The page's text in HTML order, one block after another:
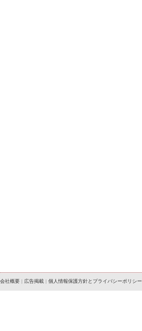
会社概要 | 広告掲載 | 個人情報保護方針とプライバシーポリシー